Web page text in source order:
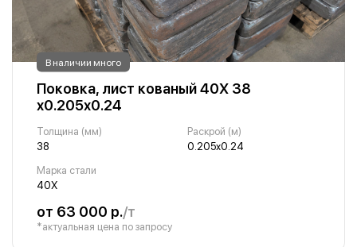
В наличии много
Поковка, лист кованый 40Х 38
х0.205х0.24
Толщина (мм)
38
Раскрой (м)
0.205х0.24
Марка стали
40Х
от 63 000 р./т
*актуальная цена по запросу